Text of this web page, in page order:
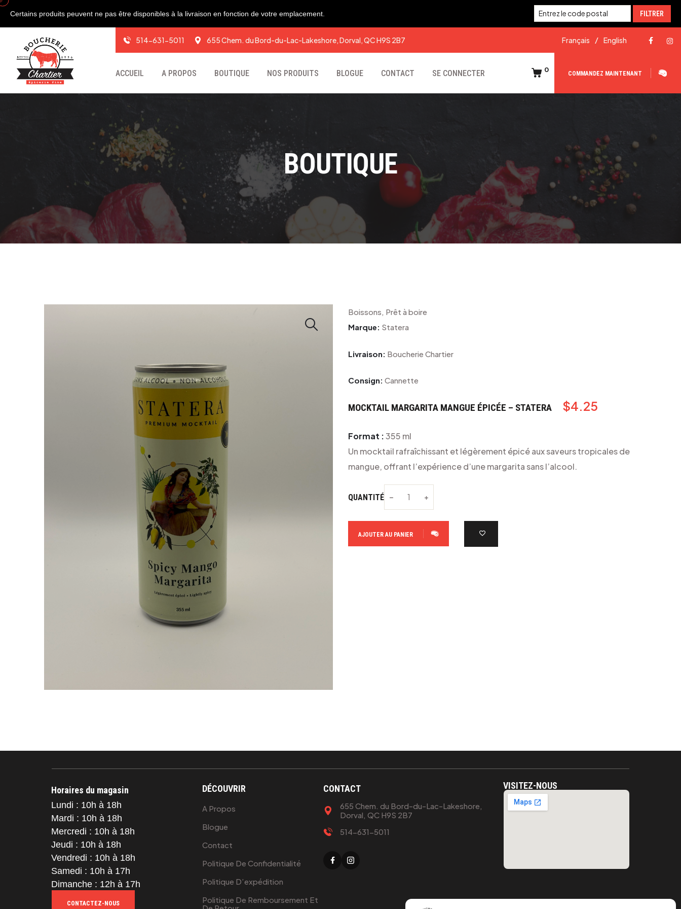
Certains produits peuvent ne pas être disponibles à la livraison en fonction de votre emplacement. FILTRER
514-631-5011 655 Chem. du Bord-du-Lac-Lakeshore, Dorval, QC H9S 2B7 Français English
ACCUEIL A PROPOS BOUTIQUE NOS PRODUITS BLOGUE CONTACT SE CONNECTER 0 COMMANDEZ MAINTENANT
BOUTIQUE
Boissons, Prêt à boire
Marque: Statera
Livraison: Boucherie Chartier
Consign: Cannette
MOCKTAIL MARGARITA MANGUE ÉPICÉE – STATERA $4.25
Format :355 ml
Un mocktail rafraîchissant et légèrement épicé aux saveurs tropicales de
mangue, offrant l’expérience d’une margarita sans l’alcool.
QUANTITÉ
AJOUTER AU PANIER
Horaires du magasin
Lundi : 10h à 18h
Mardi : 10h à 18h
Mercredi : 10h à 18h
Jeudi : 10h à 18h
Vendredi : 10h à 18h
Samedi : 10h à 17h
Dimanche : 12h à 17h
CONTACTEZ-NOUS
DÉCOUVRIR
A Propos
Blogue
Contact
Politique De Confidentialité
Politique D’expédition
Politique De Remboursement Et
CONTACT
655 Chem. du Bord-du-Lac-Lakeshore,
Dorval, QC H9S 2B7
514-631-5011
VISITEZ-NOUS